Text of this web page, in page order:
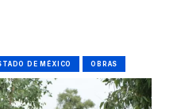
DE MÉXICO OBRAS